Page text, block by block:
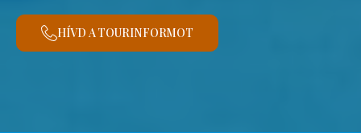
HÍVD A TOURINFORMOT